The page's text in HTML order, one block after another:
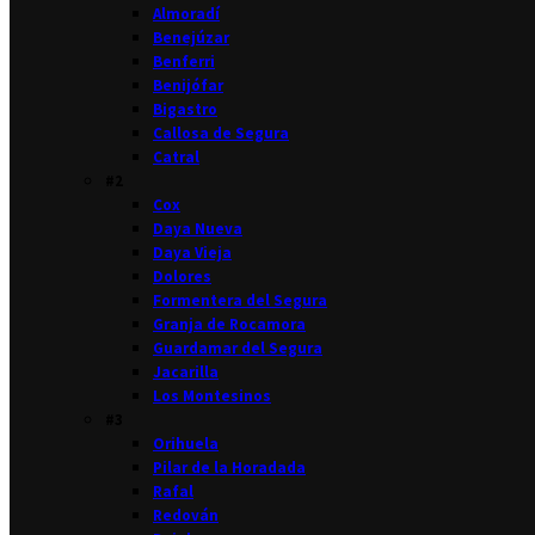
Almoradí
Benejúzar
Benferri
Benijófar
Bigastro
Callosa de Segura
Catral
Cox
Daya Nueva
Daya Vieja
Dolores
Formentera del Segura
Granja de Rocamora
Guardamar del Segura
Jacarilla
Los Montesinos
Orihuela
Pilar de la Horadada
Rafal
Redován